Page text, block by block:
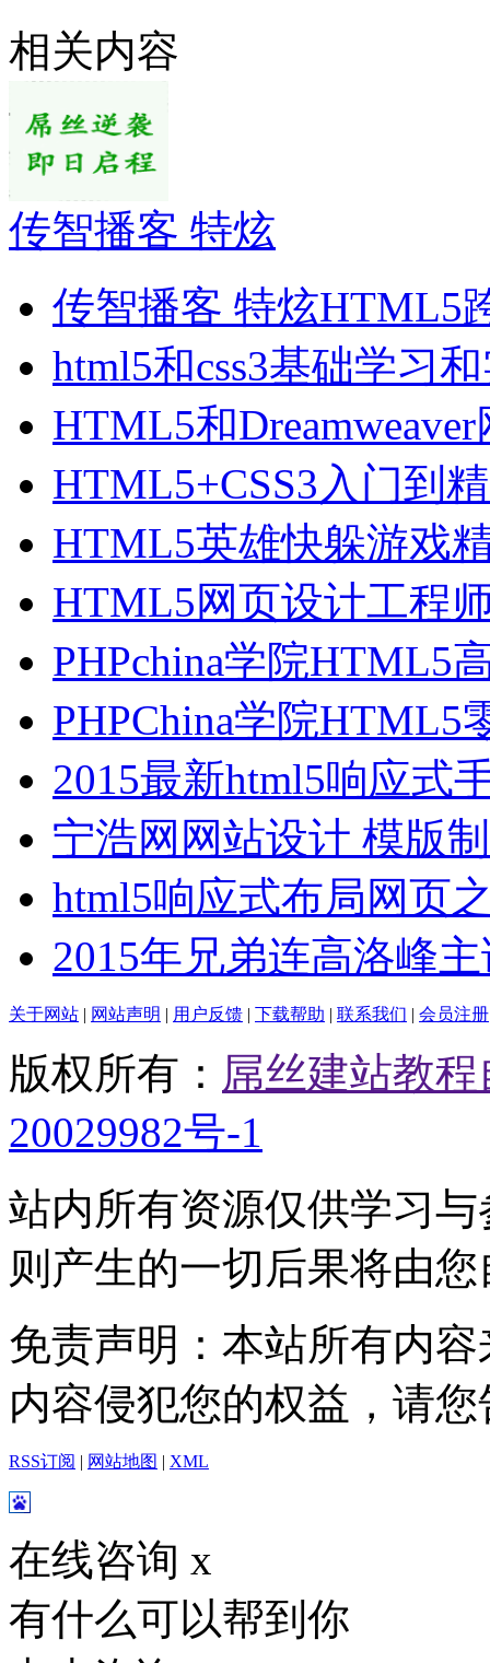
相关内容
传智播客 特炫
传智播客 特炫HTML5
html5和css3基础学习
HTML5和
HTML5+CSS3入门到
HTML5英雄快躲游戏
HTML5网页设计工程
PHPchina学院HTML5
PHPChina学院HTML5
2015最新html5响应式
宁浩网网站设计 模版
html5响应式布局网页
2015年兄弟连高洛峰
关于网站 | 网站声明 | 用户反馈 | 下载帮助 | 联系我们 | 会员注册
版权所有： 屌丝建站教
20029982号-1
站内所有资源仅供学习
则产生的一切后果将由
免责声明：本站所有内
内容侵犯您的权益，请
RSS订阅 | 网站地图 | XML
在线咨询 x
有什么可以帮到你